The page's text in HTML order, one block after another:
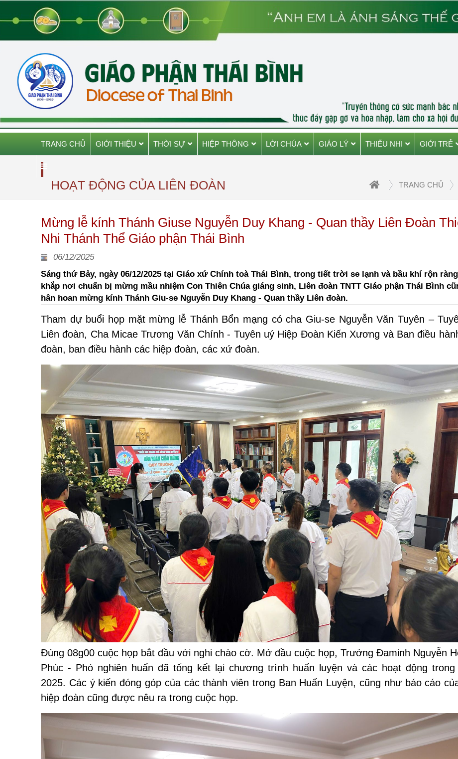
TRANG CHỦ GIỚI THIỆU THỜI SỰ HIỆP THÔNG LỜI CHÚA GIÁO LÝ THIẾU NHI GIỚI TRẺ
HOẠT ĐỘNG CỦA LIÊN ĐOÀN TRANG CHỦ
Mừng lễ kính Thánh Giuse Nguyễn Duy Khang - Quan thầy Liên Đoàn
Nhi Thánh Thể Giáo phận Thái Bình
06/12/2025
Sáng thứ Bảy, ngày 06/12/2025 tại Giáo xứ Chính toà Thái Bình, trong tiết trời se lạnh và bầu khí rộn ràng
khắp nơi chuẩn bị mừng mầu nhiệm Con Thiên Chúa giáng sinh, Liên đoàn TNTT Giáo phận Thái Bình
hân hoan mừng kính Thánh Giu-se Nguyễn Duy Khang - Quan thầy Liên đoàn.
Tham dự buổi họp mặt mừng lễ Thánh Bổn mạng có cha Giu-se Nguyễn Văn Tuyên –
Liên đoàn, Cha Micae Trương Văn Chính - Tuyên uý Hiệp Đoàn Kiến Xương và Ban điều
đoàn, ban điều hành các hiệp đoàn, các xứ đoàn.
Đúng 08g00 cuộc họp bắt đầu với nghi chào cờ. Mở đầu cuộc họp, Trưởng Đaminh Nguyễn
Phúc - Phó nghiên huấn đã tổng kết lại chương trình huấn luyện và các hoạt động trong
2025. Các ý kiến đóng góp của các thành viên trong Ban Huấn Luyện, cũng như báo cáo
hiệp đoàn cũng được nêu ra trong cuộc họp.